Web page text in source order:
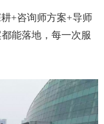
+咨询师方案+导师
能落地，每一次服